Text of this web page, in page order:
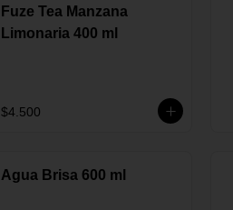
Fuze Tea Manzana
Limonaria 400 ml
$4.500
Agua Brisa 600 ml